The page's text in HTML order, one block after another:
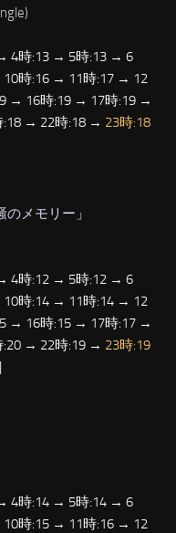
4時:13 → 5時:13 → 6
時:16 → 11時:17 → 12
→ 16時:19 → 17時:19 →
→ 22時:18 → 23時:18
のメモリー 」
4時:12 → 5時:12 → 6
時:14 → 11時:14 → 12
→ 16時:15 → 17時:17 →
→ 22時:19 → 23時:19
|
4時:14 → 5時:14 → 6
時:15 → 11時:16 → 12